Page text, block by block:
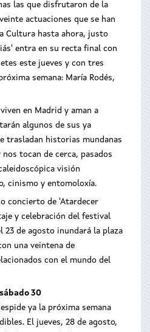
las que disfrutaron de la
actuaciones que se han
Cultura hasta ahora, justo
entra en su recta final con
este jueves y con tres
semana: María Rodés,
en Madrid y aman a
algunos de sus ya
trasladan historias mundanas
tocan de cerca, pasados
visión
cinismo y entomoloxía.
concierto de 'Atardecer
y celebración del festival
23 de agosto inundará la plaza
una veintena de
con el mundo del
30
ya la próxima semana
El jueves, 28 de agosto,